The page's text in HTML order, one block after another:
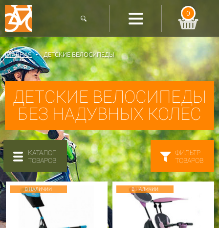
0
ГЛАВНАЯ ДЕТСКИЕ ВЕЛОСИПЕДЫ
ДЕТСКИЕ ВЕЛОСИПЕДЫ
БЕЗ НАДУВНЫХ КОЛЕС
КАТАЛОГ
ТОВАРОВ
ФИЛЬТР
ТОВАРОВ
В НАЛИЧИИ В НАЛИЧИИ